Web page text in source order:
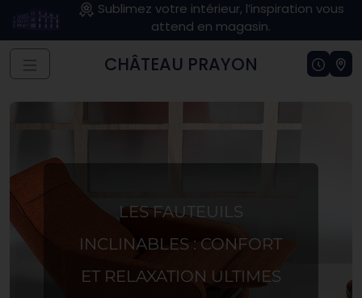
Sublimez votre intérieur, l’inspiration vous
attend en magasin.
CHÂTEAU PRAYON
LES FAUTEUILS
INCLINABLES : CONFORT
ET RELAXATION ULTIMES